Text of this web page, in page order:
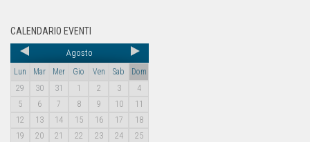
CALENDARIO EVENTI
Agosto
Lun Mar Mer Gio Ven Sab
Dom
29
30 31 1 2 3
4
5
6 7 8 9 10
11
12
13 14 15 16 17
18
19
20 21 22 23 24
25